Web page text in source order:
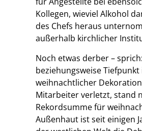
Kollegen, wieviel Alkohol
des Chefs heraus
außerhalb kirchlicher
Noch etwas derber –
beziehungsweise
weihnachtlicher
Mitarbeiter verletzt, stand
Rekordsumme für
Außenhaut ist seit einigen